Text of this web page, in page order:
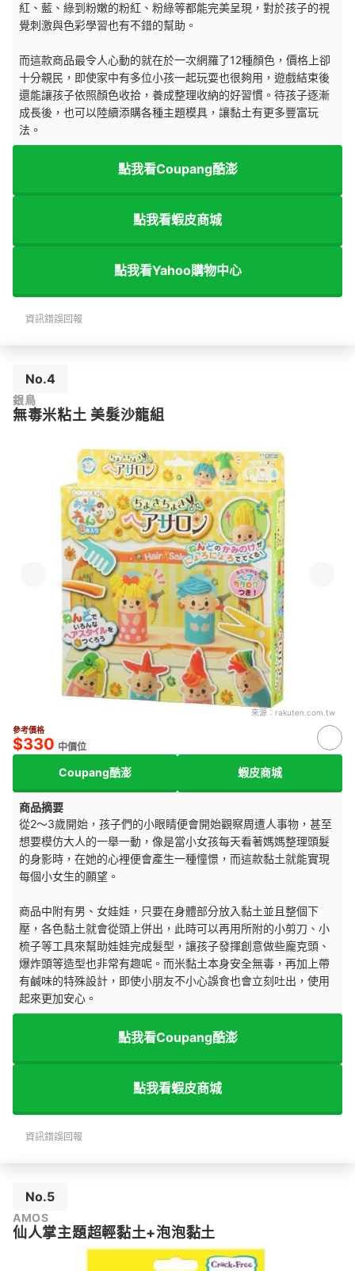
紅、藍、綠到粉嫩的粉紅、粉綠等都能完美呈現，對於孩子的視
覺刺激與色彩學習也有不錯的幫助。
而這款商品最令人心動的就在於一次網羅了12種顏色，價格上卻
十分親民，即使家中有多位小孩一起玩耍也很夠用，遊戲結束後
還能讓孩子依照顏色收拾，養成整理收納的好習慣。待孩子逐漸
成長後，也可以陸續添購各種主題模具，讓黏土有更多豐富玩
法。
點我看Coupang酷澎
點我看蝦皮商城
點我看Yahoo購物中心
資訊錯誤回報
No.4
銀鳥
無毒米粘土 美髮沙龍組
來源： rakuten.com.tw
參考價格
$330 中價位
Coupang酷澎 蝦皮商城
商品摘要
從2～3歲開始，孩子們的小眼睛便會開始觀察周遭人事物，甚至
想要模仿大人的一舉一動，像是當小女孩每天看著媽媽整理頭髮
的身影時，在她的心裡便會產生一種憧憬，而這款黏土就能實現
每個小女生的願望。
商品中附有男、女娃娃，只要在身體部分放入黏土並且整個下
壓，各色黏土就會從頭上併出，此時可以再用所附的小剪刀、小
梳子等工具來幫助娃娃完成髮型，讓孩子發揮創意做些龐克頭、
爆炸頭等造型也非常有趣呢。而米黏土本身安全無毒，再加上帶
有鹹味的特殊設計，即使小朋友不小心誤食也會立刻吐出，使用
起來更加安心。
點我看Coupang酷澎
點我看蝦皮商城
資訊錯誤回報
No.5
AMOS
仙人掌主題超輕黏土+泡泡黏土